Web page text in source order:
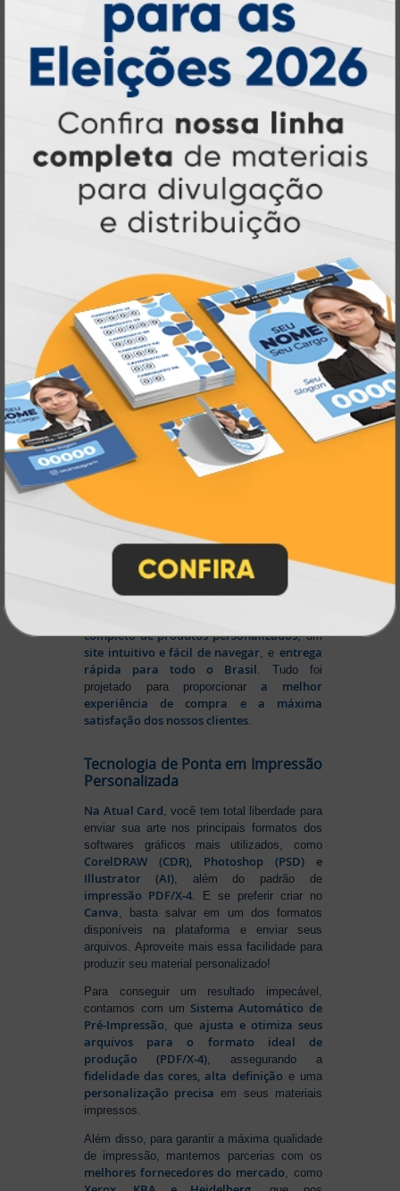
Atual Card é referência em impressão
gráfica online no Brasil
, oferecendo uma
ampla variedade de produtos e soluções para
atender profissionais autônomos, empresas e
revendedores gráficos. Comquase três
décadas de experiência
segmento de
impressão sob demanda,
investindo continuamente em
tecnologia,
inovação e personalizaçãopara entregar
qualidade, agilidade e a melhor
experiência
aos nossos clientes.
Pioneirismo e Inovação em
Impressão personalizada
Muito antes de termos como
gráfica online,
impressão sob demanda e web to printse
popularizarem, a
Atual Card já estava
transformando o mercado gráfico.
Nascemos digitais e seguimosinovando
continuamente, investindo emtecnologia
de pontapara garantir a melhor experiência
em
produtos personalizados e impressão
online
. Tudo isso para oferecer
agilidade,
qualidade e soluções inteligentes
que
atendem às suas necessidades.
Impressão
Prestes a completar três décadas de
inovação e serviços,
a Atual Card segue
como referência no mercado gráfico e de
personalização online , oferecendo
impressão digital e offset de alta
completo de produtos personalizados, um
site intuitivo e fácil de navegar , e entrega
rápida para todo o Brasil . Tudo foi
projetado para proporcionara melhor
experiência de compra e a máxima
satisfação dos nossos clientes
Tecnologia de Ponta em Impressão
Personalizada
Na Atual Card , você tem total liberdade para
enviar sua arte nos principais formatos dos
softwares gráficos mais utilizados, como
CorelDRAW (CDR), Photoshop (PSD) e
Illustrator (AI) , além do padrão de
impressão PDF/X-4 . E se preferir criar no
Canva , basta salvar em um dos formatos
disponíveis na plataforma e enviar seus
arquivos. Aproveite mais essa facilidade para
produzir seu material personalizado!
Para conseguir um resultado impecável,
contamos com um Sistema Automático de
Pré-Impressão, queajusta e otimiza seus
arquivos para o formato ideal de
produção (PDF/X-4), assegurando a
fidelidade das cores, alta definição e uma
personalização precisa em seus materiais
impressos.
Além disso, para garantir a máxima qualidade
de impressão, mantemos parcerias com os
melhores fornecedores do mercado, como